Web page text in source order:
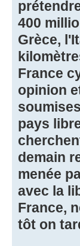
400
Grèce,
France
opinion
pays
demain
menée
avec la
France,
tôt on